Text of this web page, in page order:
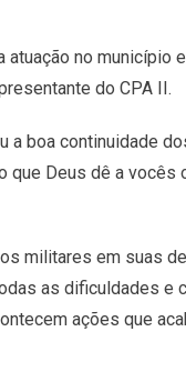
no município
do CPA II.
boa continuidade
que Deus dê a vocês
militares em suas
as dificuldades e
ações que